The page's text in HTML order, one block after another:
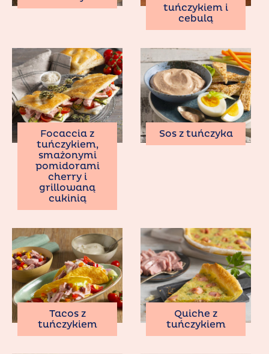
tuńczykiem i
cebulą
Focaccia z
tuńczykiem,
smażonymi
pomidorami
cherry i
grillowaną
cukinią
Sos z tuńczyka
Tacos z
tuńczykiem
Quiche z
tuńczykiem